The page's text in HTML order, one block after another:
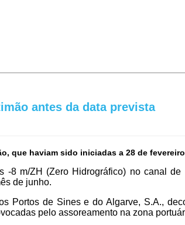
antes da data prevista
que haviam sido iniciadas a 28 de
8 m/ZH (Zero Hidrográfico) no canal
de junho.
Portos de Sines e do Algarve, S.A.,
pelo assoreamento na zona